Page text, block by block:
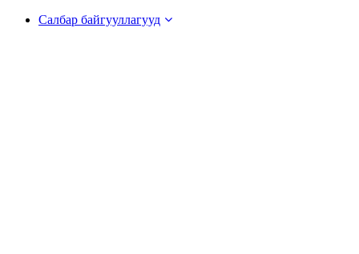
Салбар байгууллагууд